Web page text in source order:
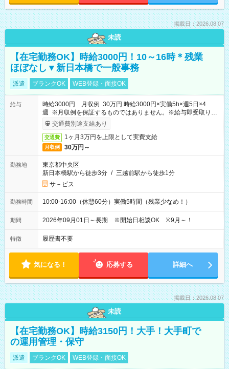
掲載日：2026.08.07
未読
【在宅勤務OK】時給3000円！10～16時＊残業
ほぼなし▼新日本橋で一般事務
派遣 ブランクOK WEB登録・面接OK
給与
時給3000円 月収例 30万円 時給3000円×実働5h×週5日×4
週 ※月収例を保証するものではありません。※給与即受取りサ
ービス利用可（利用条件有）
交通費別途支給あり
交通費 1ヶ月3万円を上限として実費支給
月収例 30万円～
勤務地
東京都中央区
新日本橋駅から徒歩3分 / 三越前駅から徒歩1分
サ－ビス
勤務時間 10:00-16:00（休憩60分）実働5時間（残業少なめ！）
期間 2026年09月01日～長期 ※開始日相談OK ※9月～！
特徴 履歴書不要
気になる！ 応募する 詳細へ
掲載日：2026.08.07
未読
【在宅勤務OK】時給3150円！大手！大手町で
の運用管理・保守
派遣 ブランクOK WEB登録・面接OK